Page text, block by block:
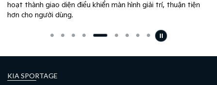
hoạt thành giao diện điều khiển màn hình giải trí, thuận tiện
hơn cho người dùng.
KIA SPORTAGE